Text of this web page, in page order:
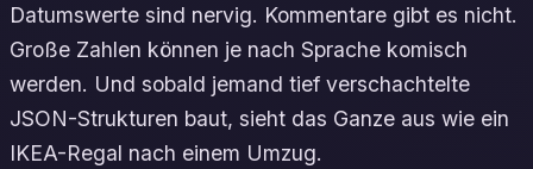
Datumswerte sind nervig. Kommentare gibt es nicht.
Große Zahlen können je nach Sprache komisch
werden. Und sobald jemand tief verschachtelte
JSON-Strukturen baut, sieht das Ganze aus wie ein
IKEA-Regal nach einem Umzug.